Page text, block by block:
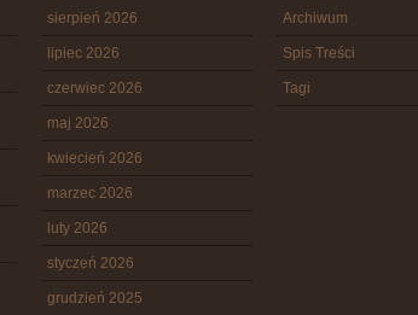
sierpień 2026
lipiec 2026
czerwiec 2026
maj 2026
kwiecień 2026
marzec 2026
luty 2026
styczeń 2026
grudzień 2025
Archiwum
Spis Treści
Tagi